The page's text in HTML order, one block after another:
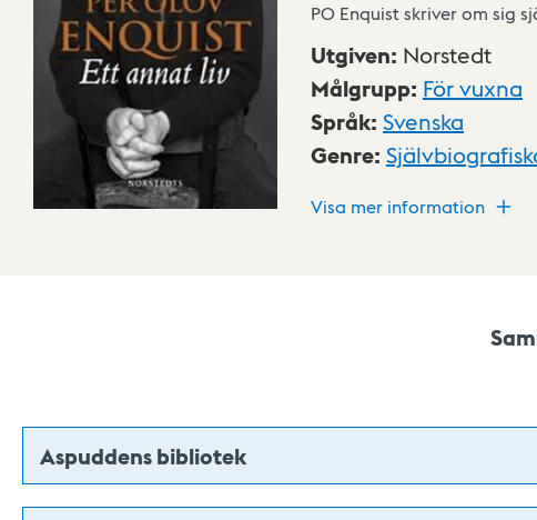
PO Enquist skriver om sig
Utgiven: Norstedt
Målgrupp: För vuxna
Språk: Svenska
Genre:
Visa mer information
Aspuddens bibliotek